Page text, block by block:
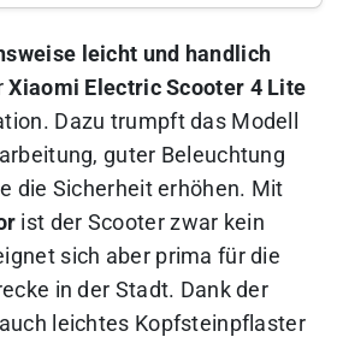
leicht und handlich
Xiaomi Electric Scooter 4 Lite
Dazu trumpft das Modell
guter Beleuchtung
die Sicherheit erhöhen. Mit
ist der Scooter zwar kein
sich aber prima für die
in der Stadt. Dank der
leichtes Kopfsteinpflaster